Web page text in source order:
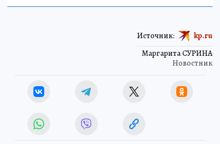
Маргарита СУРИНА
Новостник
Источник: kp.ru